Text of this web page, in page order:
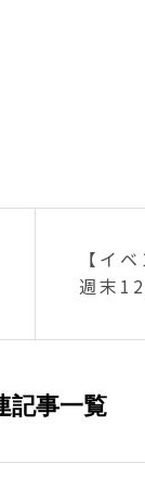
【イ
週末
「さ
記事一覧